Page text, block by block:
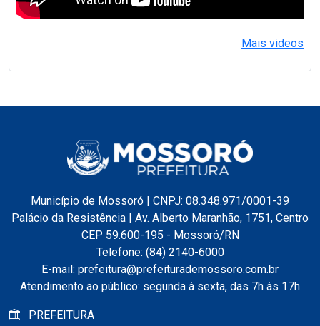
Mais videos
Município de Mossoró | CNPJ: 08.348.971/0001-39
Palácio da Resistência | Av. Alberto Maranhão, 1751, Centro
CEP 59.600-195 - Mossoró/RN
Telefone: (84) 2140-6000
E-mail: prefeitura@prefeiturademossoro.com.br
Atendimento ao público: segunda à sexta, das 7h às 17h
PREFEITURA